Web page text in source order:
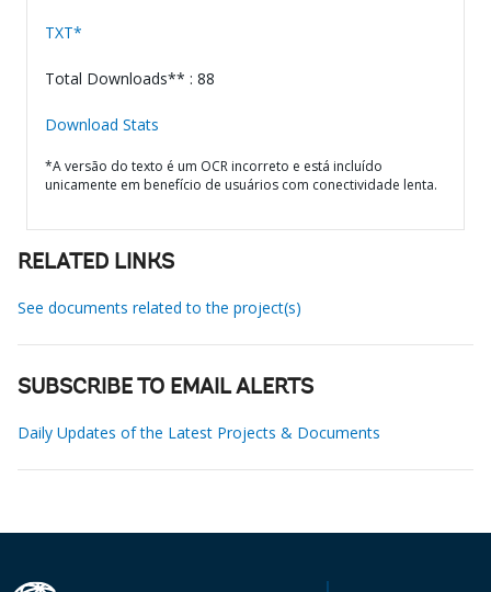
TXT*
Total Downloads** : 88
Download Stats
*A versão do texto é um OCR incorreto e está incluído
unicamente em benefício de usuários com conectividade lenta.
RELATED LINKS
See documents related to the project(s)
SUBSCRIBE TO EMAIL ALERTS
Daily Updates of the Latest Projects & Documents